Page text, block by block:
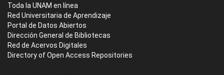
Toda la UNAM en línea
Red Universitaria de Aprendizaje
Portal de Datos Abiertos
Dirección General de Bibliotecas
Red de Acervos Digitales
Directory of Open Access Repositories